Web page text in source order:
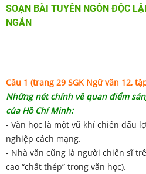
SOẠN BÀI TUYÊN NGÔN ĐỘC
NGẮN
Câu 1 (trang 29 SGK Ngữ văn 12,
Những nét chính về quan điểm
của Hồ Chí Minh:
- Văn học là một vũ khí chiến đấu
nghiệp cách mạng.
- Nhà văn cũng là người chiến sĩ
cao “chất thép” trong văn học).